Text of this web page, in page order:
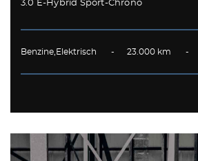
3.0 E-Hybrid Sport-Chrono
Benzine,Elektrisch - 23.000 km -